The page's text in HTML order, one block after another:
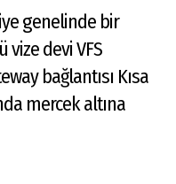
genelinde bir
devi VFS
bağlantısı Kısa
mercek altına